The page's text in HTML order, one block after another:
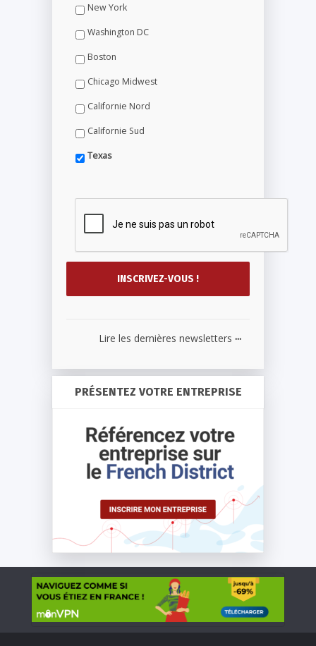
New York
Washington DC
Boston
Chicago Midwest
Californie Nord
Californie Sud
Texas
Lire les dernières newsletters ...
PRÉSENTEZ VOTRE ENTREPRISE